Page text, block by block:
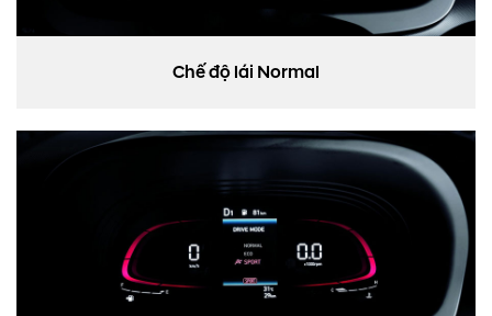
Chế độ lái Normal